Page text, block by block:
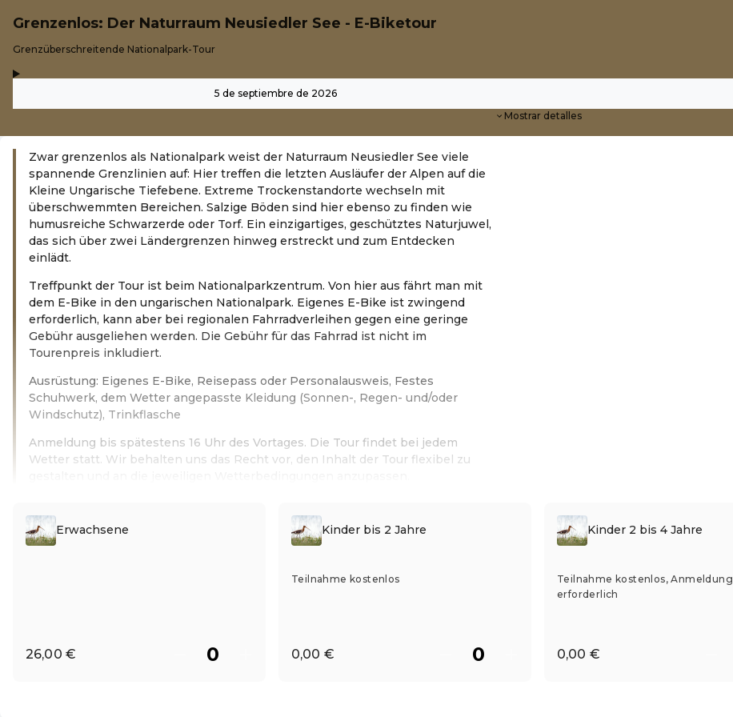
Grenzenlos: Der Naturraum Neusiedler See - E-Biketour
-Grenzüberschreitende Nationalpark-Tour
5 de septiembre de 2026
Mostrar detalles
Zwar grenzenlos als Nationalpark weist der Naturraum Neusiedler See viele
spannende Grenzlinien auf: Hier treffen die letzten Ausläufer der Alpen auf die
Kleine Ungarische Tiefebene. Extreme Trockenstandorte wechseln mit
überschwemmten Bereichen. Salzige Böden sind hier ebenso zu finden wie
humusreiche Schwarzerde oder Torf. Ein einzigartiges, geschütztes Naturjuwel,
das sich über zwei Ländergrenzen hinweg erstreckt und zum Entdecken
einlädt.
Treffpunkt der Tour ist beim Nationalparkzentrum. Von hier aus fährt man mit
dem E-Bike in den ungarischen Nationalpark. Eigenes E-Bike ist zwingend
erforderlich, kann aber bei regionalen Fahrradverleihen gegen eine geringe
Gebühr ausgeliehen werden. Die Gebühr für das Fahrrad ist nicht im
Tourenpreis inkludiert.
Ausrüstung: Eigenes E-Bike, Reisepass oder Personalausweis, Festes
Schuhwerk, dem Wetter angepasste Kleidung (Sonnen-, Regen- und/oder
Windschutz), Trinkflasche
Anmeldung bis spätestens 16 Uhr des Vortages. Die Tour findet bei jedem
Wetter statt. Wir behalten uns das Recht vor, den Inhalt der Tour flexibel zu
Erwachsene
26,00 €
Kinder bis 2 Jahre
Teilnahme kostenlos
0,00 €
Kinder 2 bis 4 Jahre
Teilnahme kostenlos, Anmeldung
erforderlich
0,00 €